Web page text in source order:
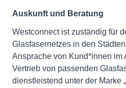
Auskunft und Beratung
Westconnect ist zuständig für
Glasfasernetzes in den
Ansprache von Kund*innen im
Vertrieb von passenden
dienstleistend unter der Marke